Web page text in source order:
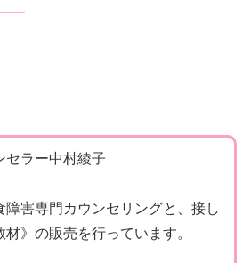
セラー中村綾子
障害専門カウンセリングと、接し
》の販売を行っています。